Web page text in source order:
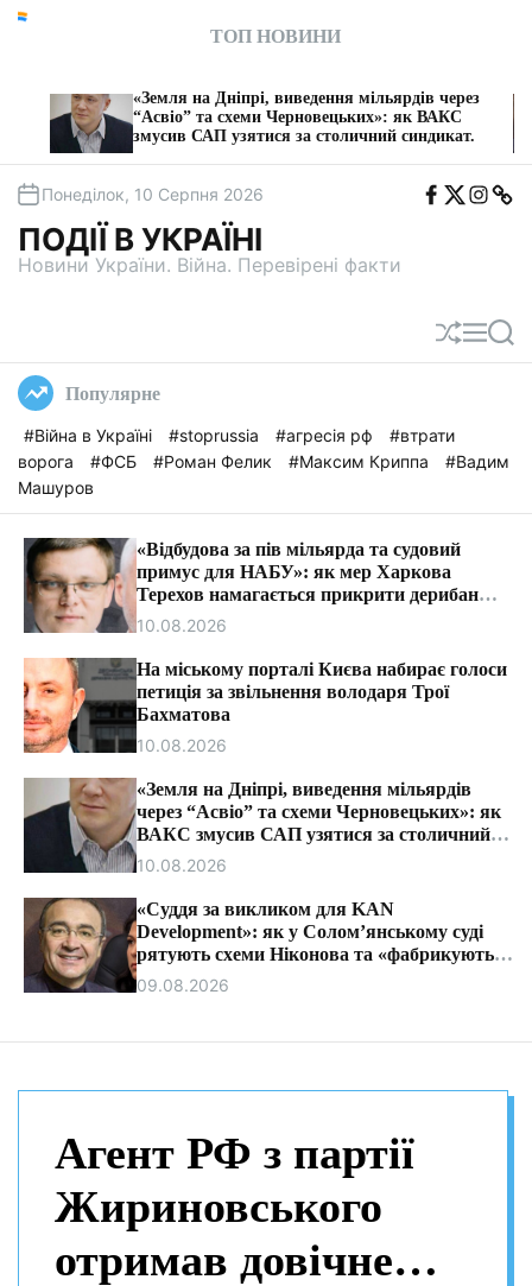
и
ТОП НОВИНИ
«Земля на Дніпрі, виведення мільярдів через
“Асвіо” та схеми Черновецьких»: як ВАКС
змусив САП узятися за столичний синдикат.
як у
Понеділок, 10 Серпня 2026
F
T
w
I
n
T
ПОДІЇ В УКРАЇНІ
Новини України. Війна. Перевірені факти
П
е
а
т
М
е
П
о
Популярне
#Війна в Україні #stoprussia #агресія рф
#втрати
ворога
#ФСБ #Роман Фелик #Максим Криппа
#Вадим
Машуров
«Відбудова за пів мільярда та судовий
примус для НАБУ»: як мер Харкова
Терехов намагається прикрити дерибан
міського бюджету.
10.08.2026
На міському порталі Києва набирає голоси
петиція за звільнення володаря Трої
Бахматова
10.08.2026
«Земля на Дніпрі, виведення мільярдів
через “Асвіо” та схеми Черновецьких»: як
ВАКС змусив САП узятися за столичний
синдикат.
10.08.2026
«Суддя за викликом для KAN
Development»: як у Солом’янському суді
рятують схеми Ніконова та «фабрикують»
митні справи.
09.08.2026
Агент РФ з партії
Жириновського
отримав довічне